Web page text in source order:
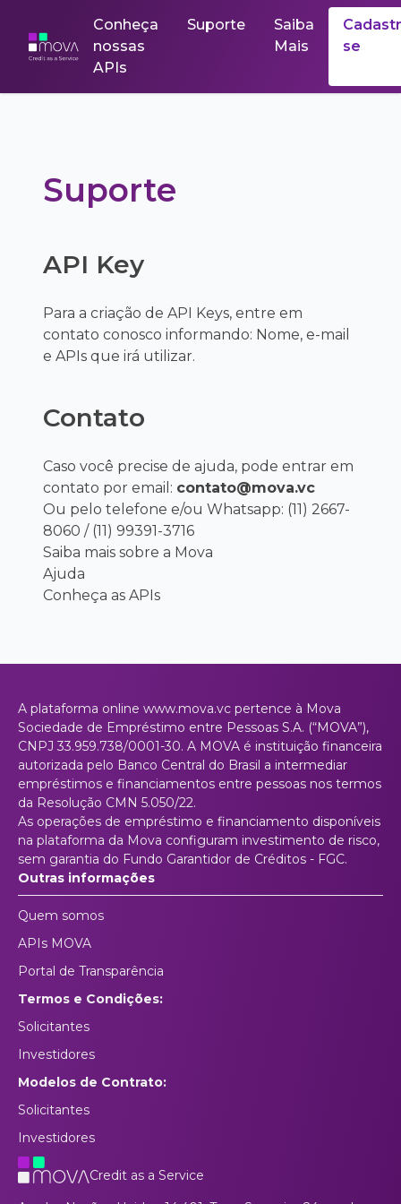
Conheça
nossas
APIs
Suporte
Saiba
Mais
se
Suporte
API Key
Para a criação de API Keys, entre em
contato conosco informando: Nome, e-mail
e APIs que irá utilizar.
Contato
Caso você precise de ajuda, pode entrar em
contato por email: contato@mova.vc
Ou pelo telefone e/ou Whatsapp: (11) 2667-
8060 / (11) 99391-3716
Saiba mais sobre a Mova
Ajuda
Conheça as APIs
A plataforma online www.mova.vc pertence à Mova
Sociedade de Empréstimo entre Pessoas S.A. (“MOVA”),
CNPJ 33.959.738/0001-30. A MOVA é instituição financeira
autorizada pelo Banco Central do Brasil a intermediar
empréstimos e financiamentos entre pessoas nos termos
da Resolução CMN 5.050/22.
As operações de empréstimo e financiamento disponíveis
na plataforma da Mova configuram investimento de risco,
sem garantia do Fundo Garantidor de Créditos - FGC.
Outras informações
Quem somos
APIs MOVA
Portal de Transparência
Termos e Condições:
Solicitantes
Investidores
Modelos de Contrato:
Solicitantes
Investidores
Credit as a Service